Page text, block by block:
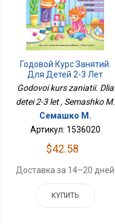
Годовой Курс Занятий.
Для Детей 2-3 Лет
Godovoi kurs zaniatii. Dlia
detei 2-3 let , Semashko M.
Семашко М.
Артикул: 1536020
$42.58
Доставка за 14–20 дней
КУПИТЬ